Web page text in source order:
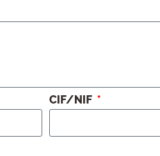
CIF/NIF